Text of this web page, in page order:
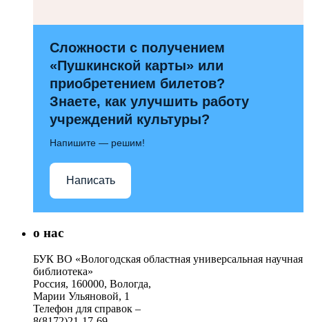
Сложности с получением
«Пушкинской карты» или
приобретением билетов?
Знаете, как улучшить работу
учреждений культуры?
Напишите — решим!
Написать
о нас
БУК ВО «Вологодская областная универсальная научная
библиотека»
Россия, 160000, Вологда,
Марии Ульяновой, 1
Телефон для справок –